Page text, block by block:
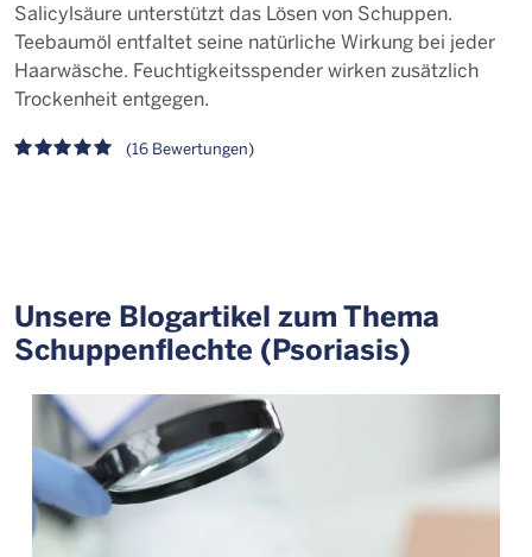
Salicylsäure unterstützt das Lösen von Schuppen.
Teebaumöl entfaltet seine natürliche Wirkung bei jeder
Haarwäsche. Feuchtigkeitsspender wirken zusätzlich
Trockenheit entgegen.
(16 Bewertungen)
Unsere Blogartikel zum Thema
Schuppenflechte (Psoriasis)